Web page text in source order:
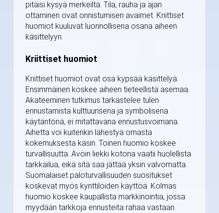
pitäisi kysyä merkeiltä. Tila, rauha ja ajan
ottaminen ovat onnistumisen avaimet. Kriittiset
huomiot kuuluvat luonnollisena osana aiheen
käsittelyyn.
Kriittiset huomiot
Kriittiset huomiot ovat osa kypsää käsittelyä.
Ensimmäinen koskee aiheen tieteellistä asemaa.
Akateeminen tutkimus tarkastelee tulen
ennustamista kulttuurisena ja symbolisena
käytäntönä, ei mitattavana ennustusvoimana.
Aihetta voi kuitenkin lähestyä omasta
kokemuksesta käsin. Toinen huomio koskee
turvallisuutta. Avoin liekki kotona vaatii huolellista
tarkkailua, eikä sitä saa jättää yksin valvomatta.
Suomalaiset paloturvallisuuden suositukset
koskevat myös kynttilöiden käyttöä. Kolmas
huomio koskee kaupallista markkinointia, jossa
myydään tarkkoja ennusteita rahaa vastaan.